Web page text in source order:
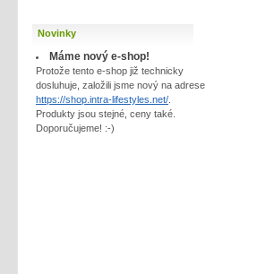
Novinky
Máme nový e-shop!
Protože tento e-shop již technicky
dosluhuje, založili jsme nový na adrese
https://shop.intra-lifestyles.net/
Produkty jsou stejné, ceny také.
Doporučujeme! :-)